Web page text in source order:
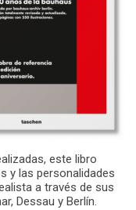
este libro
y las personalidades
a través de sus
Dessau y Berlín.